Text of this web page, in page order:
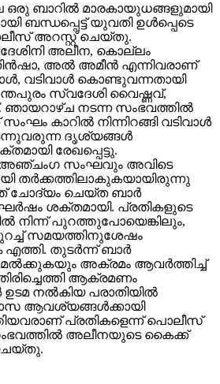
ഒരു ബാറില്‍ മാരകായുധങ്ങളുമായി
ബന്ധപ്പെട്ട് യുവതി ഉള്‍പ്പെടെ
അറസ്റ്റ് ചെയ്തു.
അലീന, കൊല്ലം
അല്‍ അമീന്‍ എന്നിവരാണ്
വടിവാള്‍ കൊണ്ടുവന്നതായി
സ്വദേശി വൈഷ്ണവ്,
ഞായറാഴ്ച നടന്ന സംഭവത്തില്‍
കാറില്‍ നിന്നിറങ്ങി വടിവാള്‍
ദൃശ്യങ്ങള്‍
രേഖപ്പെട്ടു.
അഞ്ചംഗ സംഘവും അവിടെ
തര്‍ക്കത്തിലാകുകയായിരുന്നു
ചോദ്യം ചെയ്ത ബാര്‍
ശക്തമായി. പ്രതികളുടെ
നിന്ന് പുറത്തുപോയെങ്കിലും,
സമയത്തിനുശേഷം
എത്തി. തുടര്‍ന്ന് ബാര്‍
അക്രമം ആവര്‍ത്തിച്ച്
ആക്രമണം
നല്‍കിയ പരാതിയില്‍
ആവശ്യങ്ങള്‍ക്കായി
പ്രതികളെന്ന് പൊലീസ്
അലീനയുടെ കൈക്ക്